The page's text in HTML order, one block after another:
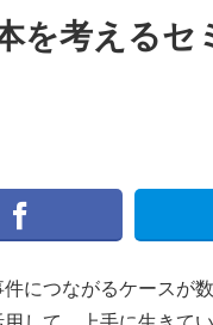
考えるセ
につながるケースが